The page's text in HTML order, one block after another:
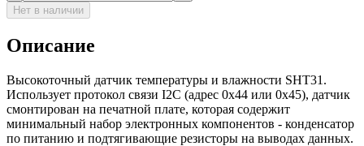
Нет в наличии
Описание
Высокоточный датчик температуры и влажности SHT31.
Использует протокол связи I2С (адрес 0x44 или 0x45), датчик
смонтирован на печатной плате, которая содержит
минимальный набор электронных компонентов - конденсатор
по питанию и подтягивающие резисторы на выводах данных.